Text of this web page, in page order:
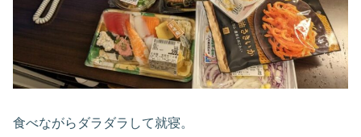
食べながらダラダラして就寝。